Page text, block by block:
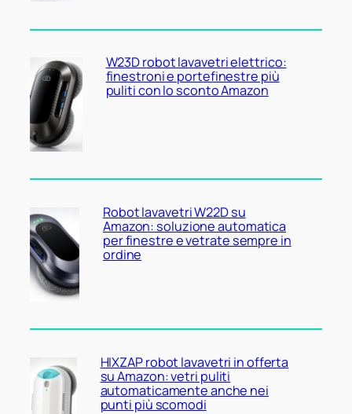
W23D robot lavavetri elettrico:
finestroni e portefinestre più
puliti con lo sconto Amazon
Robot lavavetri W22D su
Amazon: soluzione automatica
per finestre e vetrate sempre in
ordine
HIXZAP robot lavavetri in offerta
su Amazon: vetri puliti
automaticamente anche nei
punti più scomodi